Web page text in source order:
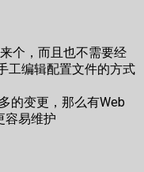
个，而且也不需要经
工编辑配置文件的方式
的变更，那么有Web
容易维护